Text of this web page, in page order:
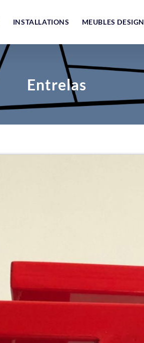
INSTALLATIONS MEUBLES DESIGN
Entrelas